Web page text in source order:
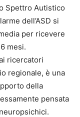
Spettro Autistico
dell’ASD si
per ricevere
mesi.
ricercatori
regionale, è una
della
pensata